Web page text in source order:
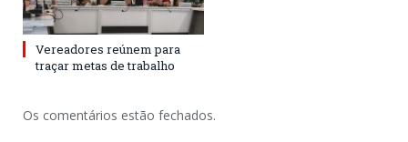
Vereadores reúnem para
traçar metas de trabalho
Os comentários estão fechados.